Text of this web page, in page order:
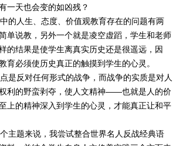
一天也会变的如凶残？
的人生、态度、价值观教育存在的问题有两
单说教，另外一个就是凌空虚蹈，学生和老师
的结果是使学生离真实历史还是很遥远，因
育必须使历史真正的触摸到学生的心灵。
是反对任何形式的战争，而战争的实质是对人
利的野蛮剥夺，使人文精神——也就是人的价
上的精神深入到学生的心灵，才能真正让和平
主题来说，我尝试整合世界名人反战经典语